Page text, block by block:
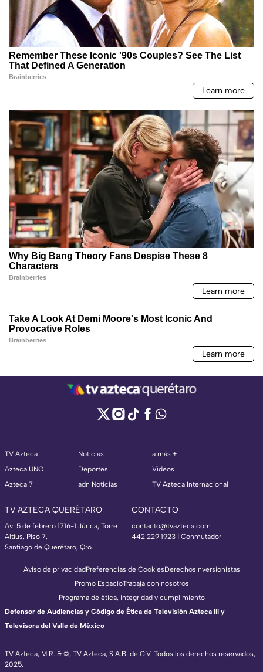
TV Azteca
Azteca UNO
Azteca 7
Noticias
Deportes
adn Noticias
a más +
Videos
TV Azteca Internacional
TV AZTECA QUERÉTARO
Av. 5 de febrero 1716-1 Júrica, Torre
Altius, Piso 7,
Santiago de Querétaro, Qro.
CONTACTO
contacto@tvazteca.com
442 229 1923 | Conmutador
TV Azteca, M.R. & ©, TV Azteca, S.A.B. de C.V. Todos los derechos reservados,
2025.
Aviso de privacidadPreferencias de CookiesDerechosInversionistas
Promo EspacioTrabaja con nosotros
Programa de ética, integridad y cumplimiento
Defensor de Audiencias y Código de Ética de Televisión Azteca III y
Televisora del Valle de México